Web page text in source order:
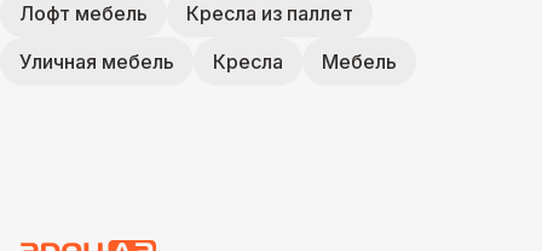
Лофт мебель
Кресла из паллет
Уличная мебель
Кресла Мебель